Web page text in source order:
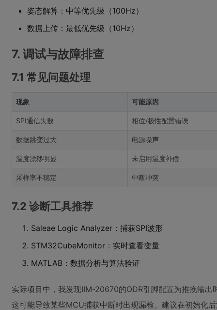
姿态解算：中等优先级（100Hz）
数据上传：最低优先级（10Hz）
7. 调试与故障排查
7.1 常见问题处理
现象 可能原因
SPI通信失败 相位/极性配置错误
数据跳变过大 电源噪声
温度漂移明显 未启用温度补偿
采样率不稳定 中断冲突
7.2 诊断工具推荐
Saleae Logic Analyzer：捕获SPI波形
STM32CubeMonitor：实时查看变量
MATLAB：数据分析与算法验证
实际项目中，我发现IIM-20670的ODR引脚配置为推挽输出
这可能导致某些MCU捕获中断时出现漏检。建议在初始化